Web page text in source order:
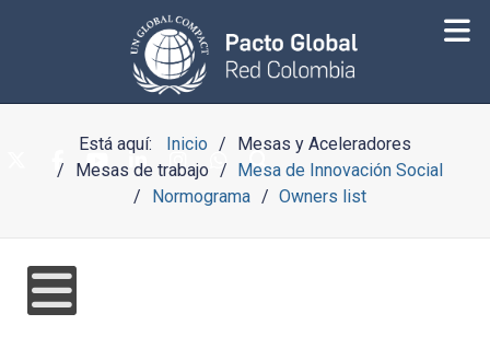
Está aquí: Inicio
Mesas y Aceleradores
Mesas de trabajo
Mesa de Innovación Social
Normograma
Owners list